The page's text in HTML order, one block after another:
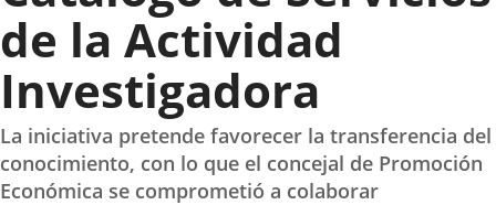
de la Actividad
Investigadora
La iniciativa pretende favorecer la transferencia del
conocimiento, con lo que el concejal de Promoción
Económica se comprometió a colaborar